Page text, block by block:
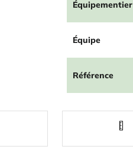
Équipementier
Équipe
Référence